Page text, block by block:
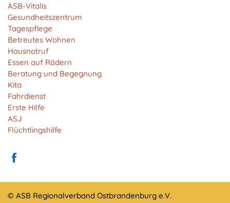
ASB-Vitalis
Gesundheitszentrum
Tagespflege
Betreutes Wohnen
Hausnotruf
Essen auf Rädern
Beratung und Begegnung
Kita
Fahrdienst
Erste Hilfe
ASJ
Flüchtlingshilfe
© ASB Regionalverband Ostbrandenburg e.V.
Zweck:
Cookie von Matomo für Website-Analysen. Erzeugt
statistische Daten darüber, wie der Besucher die
Website nutzt.
Cookie Laufzeit:
13 Monate
EXTERNE MEDIEN
Um Inhalte von Videoplattformen und Social Media